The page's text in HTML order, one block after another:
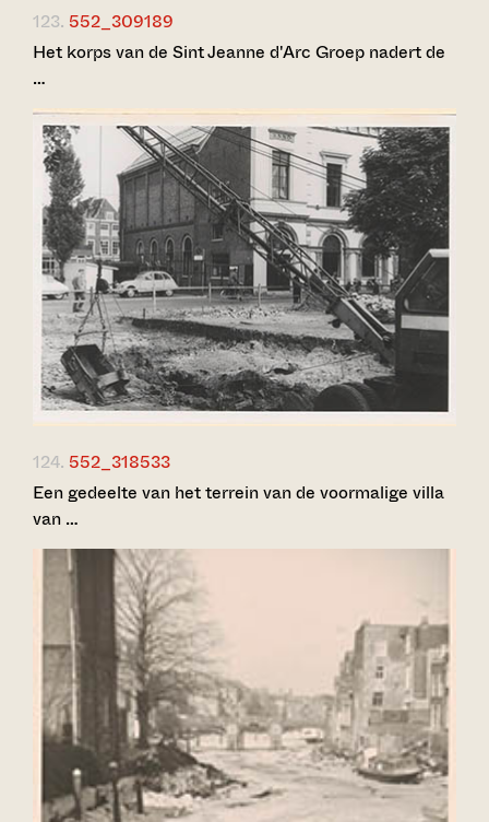
123. 552_309189
Het korps van de Sint Jeanne d'Arc Groep nadert de
…
124. 552_318533
Een gedeelte van het terrein van de voormalige villa
van …